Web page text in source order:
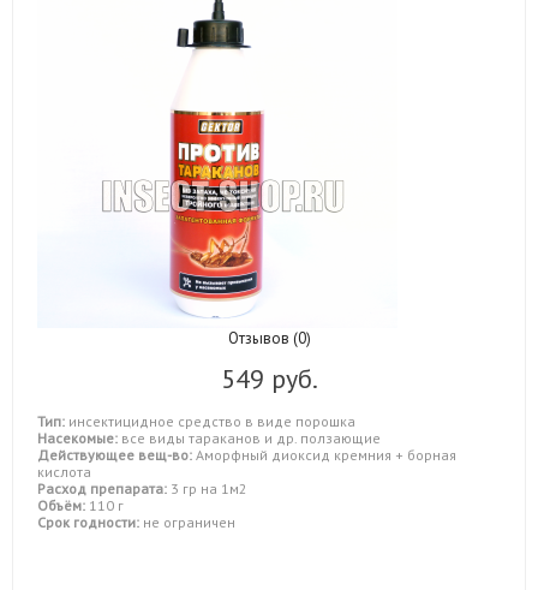
Отзывов (0)
549 руб.
Тип: инсектицидное средство в виде порошка
Насекомые: все виды тараканов и др. ползающие
Действующее вещ-во: Аморфный диоксид кремния + борная
кислота
Расход препарата: 3 гр на 1м2
Объём: 110 г
Срок годности: не ограничен